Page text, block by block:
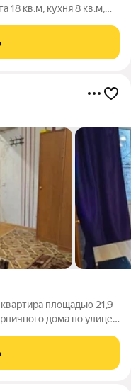
18 кв.м, кухня 8 кв.м,
состояние на фото.
площадью 21,9
дома по улице
12 кв.м. и совмещенный